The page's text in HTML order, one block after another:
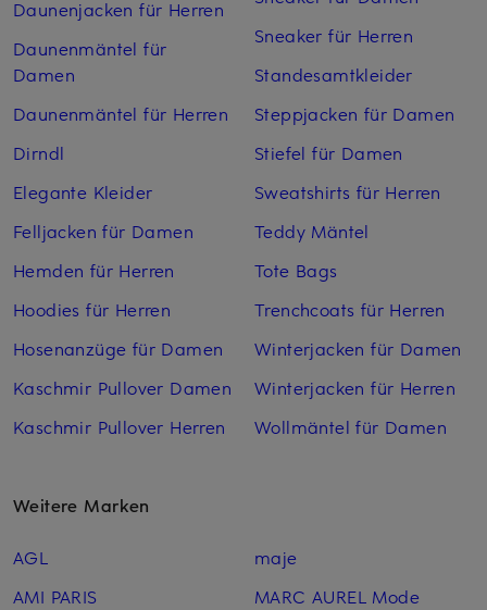
Daunenjacken für Herren
Daunenmäntel für
Damen
Daunenmäntel für Herren
Dirndl
Elegante Kleider
Felljacken für Damen
Hemden für Herren
Hoodies für Herren
Hosenanzüge für Damen
Kaschmir Pullover Damen
Kaschmir Pullover Herren
Sneaker für Herren
Standesamtkleider
Steppjacken für Damen
Stiefel für Damen
Sweatshirts für Herren
Teddy Mäntel
Tote Bags
Trenchcoats für Herren
Winterjacken für Damen
Winterjacken für Herren
Wollmäntel für Damen
Weitere Marken
AGL
AMI PARIS
maje
MARC AUREL Mode